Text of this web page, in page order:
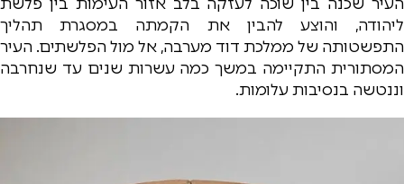
ליהודה, והוצע להבין את הקמתה במסגרת תהליך
התפשטותה של ממלכת דוד מערבה, אל מול הפלשתים. העיר
המסתורית התקיימה במשך כמה עשרות שנים עד שנחרבה
וננטשה בנסיבות עלומות.